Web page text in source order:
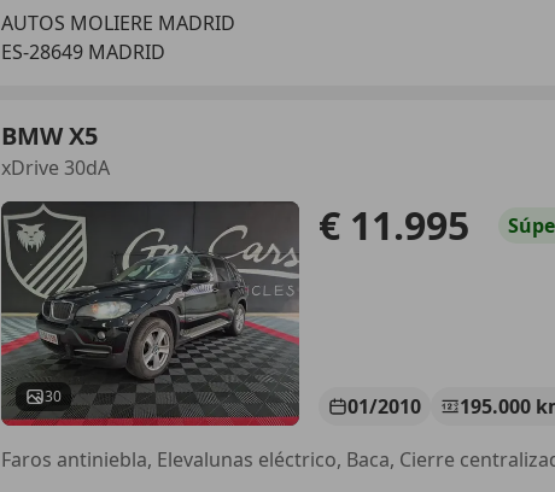
AUTOS MOLIERE MADRID
ES-28649 MADRID
BMW X5
xDrive 30dA
30
€ 11.995
01/2010 195.000
Faros antiniebla, Elevalunas eléctrico, Baca, Cierre